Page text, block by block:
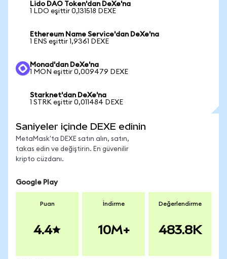
Lido DAO Token'dan DeXe'na
1 LDO eşittir 0,131518 DEXE
Ethereum Name Service'dan DeXe'na
1 ENS eşittir 1,9361 DEXE
Monad'dan DeXe'na
1 MON eşittir 0,009479 DEXE
Starknet'dan DeXe'na
1 STRK eşittir 0,011484 DEXE
Saniyeler içinde DEXE edinin
MetaMask'ta DEXE satın alın, satın,
takas edin ve değiştirin. En güvenilir
kripto cüzdanı.
Google Play
Puan
4.4
İndirme
10M+
Değerlendirme
483.8K